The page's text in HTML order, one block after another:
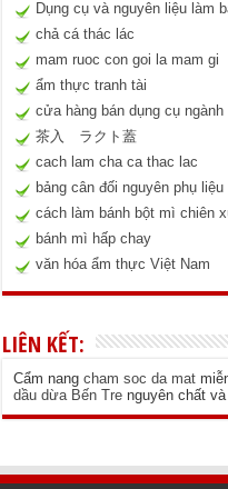
Dụng cụ và nguyên liệu làm
chả cá thác lác
mam ruoc con goi la mam gi
ẩm thực tranh tài
cửa hàng bán dụng cụ ngành
茶入 ラクト蓋
cach lam cha ca thac lac
bảng cân đối nguyên phụ
cách làm bánh bột mì chiên
bánh mì hấp chay
văn hóa ẩm thực Việt Nam
LIÊN KẾT:
Cẩm nangcham soc da mat
dầu dừa Bến Tre nguyên chất